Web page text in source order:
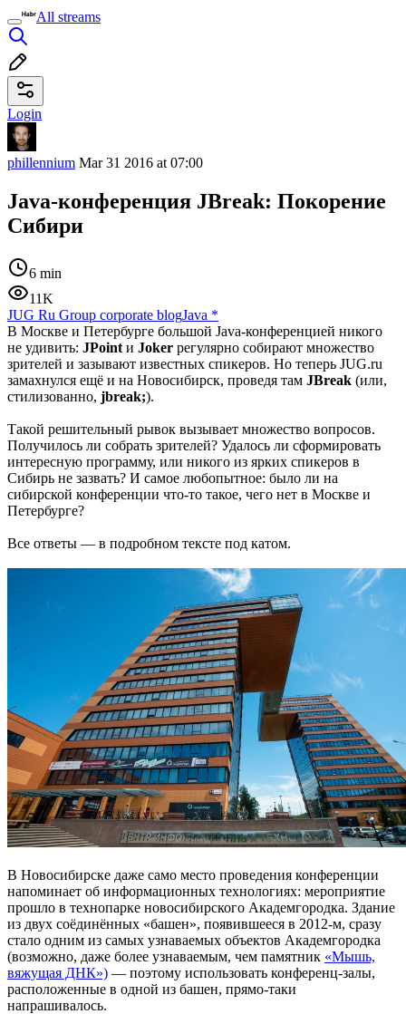
All streams
Login
phillennium Mar 31 2016 at 07:00
Java-конференция JBreak: Покорение
Сибири
6 min
11K
JUG Ru Group corporate blogJava *
В Москве и Петербурге большой Java-конференцией никого
не удивить: JPoint и Joker регулярно собирают множество
зрителей и зазывают известных спикеров. Но теперь JUG.ru
замахнулся ещё и на Новосибирск, проведя там JBreak (или,
стилизованно, jbreak;).
Такой решительный рывок вызывает множество вопросов.
Получилось ли собрать зрителей? Удалось ли сформировать
интересную программу, или никого из ярких спикеров в
Сибирь не зазвать? И самое любопытное: было ли на
сибирской конференции что-то такое, чего нет в Москве и
Петербурге?
Все ответы — в подробном тексте под катом.
В Новосибирске даже само место проведения конференции
напоминает об информационных технологиях: мероприятие
прошло в технопарке новосибирского Академгородка. Здание
из двух соёдинённых «башен», появившееся в 2012-м, сразу
стало одним из самых узнаваемых объектов Академгородка
(возможно, даже более узнаваемым, чем памятник «Мышь,
вяжущая ДНК») — поэтому использовать конференц-залы,
расположенные в одной из башен, прямо-таки
напрашивалось.